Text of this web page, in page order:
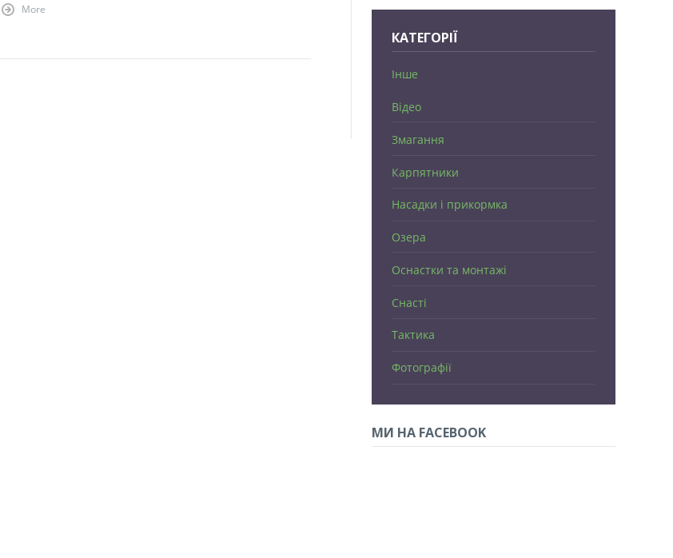
More
КАТЕГОРІЇ
Інше
Відео
Змагання
Карпятники
Насадки і прикормка
Озера
Оснастки та монтажі
Снасті
Тактика
Фотографії
МИ НА FACEBOOK